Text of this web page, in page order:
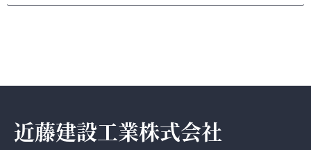
近藤建設工業株式会社